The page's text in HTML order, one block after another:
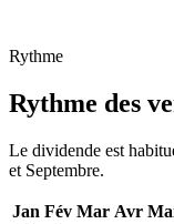
Rythme
Rythme des
Le dividende est
et Septembre.
Jan Fév Mar Avr